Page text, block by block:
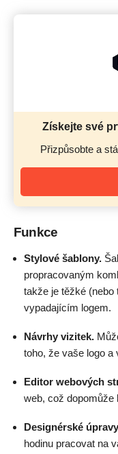
Získejte své
Přizpůsobte a
Funkce
Stylové šablony.
propracovaným
takže je těžké
vypadajícím logem.
Návrhy vizitek.
toho, že vaše logo a
Editor webových
web, což
Designérské úpravy
hodinu pracovat na